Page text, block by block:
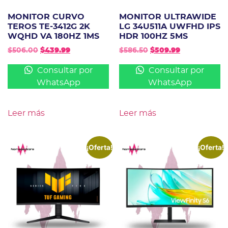
MONITOR CURVO
TEROS TE-3412G 2K
WQHD VA 180HZ 1MS
$506.00 $439.99
Consultar por
WhatsApp
Leer más
MONITOR ULTRAWIDE
LG 34U511A UWFHD IPS
HDR 100HZ 5MS
$586.50 $509.99
Consultar por
WhatsApp
Leer más
¡Oferta! ¡Oferta!